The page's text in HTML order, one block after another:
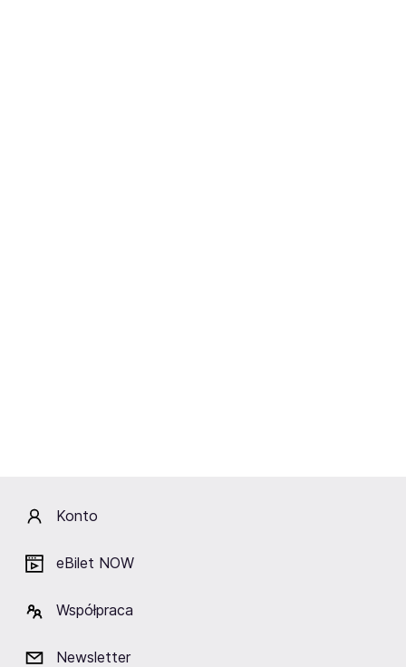
Konto
eBilet NOW
Współpraca
Newsletter
Gdańsk
Gdańsk